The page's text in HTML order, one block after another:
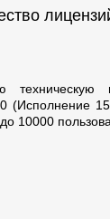
(Исполнение
10000